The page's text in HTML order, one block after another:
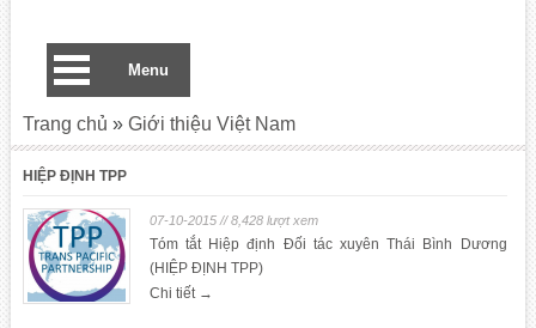
HIỆP ĐỊNH TPP
07-10-2015 // 8,428 lượt xem
Tóm tắt Hiệp định Đối tác xuyên Thái Bình Dương
(HIỆP ĐỊNH TPP)
Chi tiết →
Trang chủ » Giới thiệu Việt Nam
Menu